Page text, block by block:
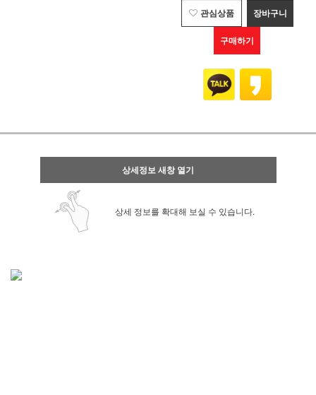
관심상품 장바구니
구매하기
상세정보 새창 열기
상세 정보를 확대해 보실 수 있습니다.